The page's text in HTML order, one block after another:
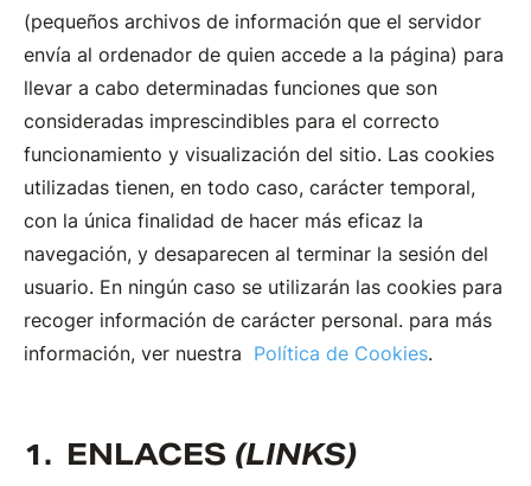
(pequeños archivos de información que el servidor
envía al ordenador de quien accede a la página) para
llevar a cabo determinadas funciones que son
consideradas imprescindibles para el correcto
funcionamiento y visualización del sitio. Las cookies
utilizadas tienen, en todo caso, carácter temporal,
con la única finalidad de hacer más eficaz la
navegación, y desaparecen al terminar la sesión del
usuario. En ningún caso se utilizarán las cookies para
recoger información de carácter personal. para más
información, ver nuestra Política de Cookies.
ENLACES (LINKS)